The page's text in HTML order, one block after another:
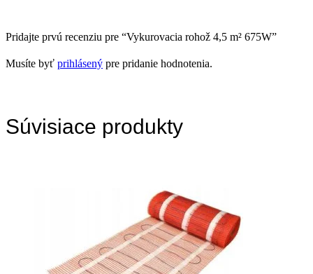
Pridajte prvú recenziu pre “Vykurovacia rohož 4,5 m² 675W”
Musíte byť prihlásený pre pridanie hodnotenia.
Súvisiace produkty